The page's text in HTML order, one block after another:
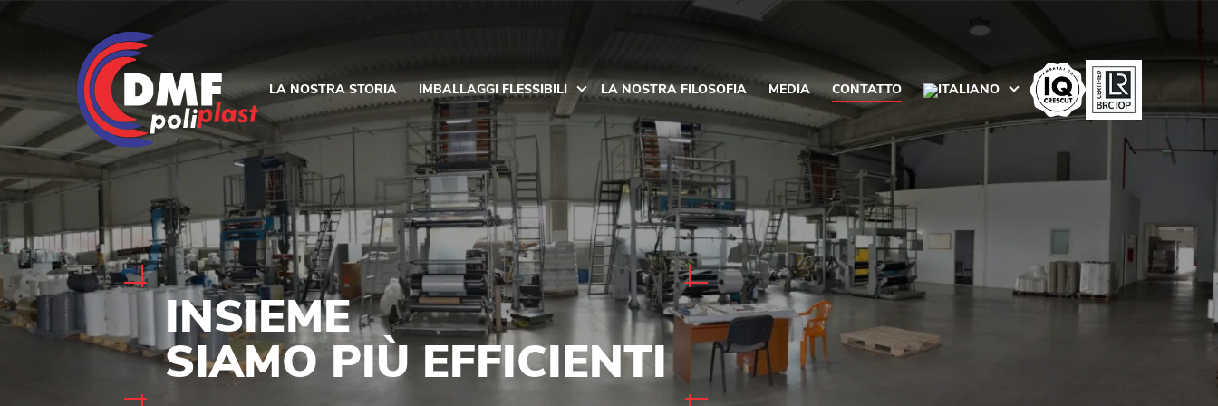
LA NOSTRA STORIA IMBALLAGGI FLESSIBILI LA NOSTRA FILOSOFIA MEDIA CONTATTO
INSIEME
SIAMO PIÙ EFFICIENTI